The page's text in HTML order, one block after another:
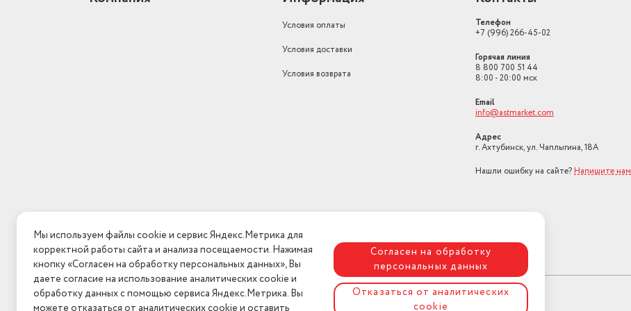
Условия оплаты
Условия доставки
Условия возврата
Телефон
+7 (996) 266-45-02
Горячая линия
8 800 700 51 44
8:00 - 20:00 мск
Email
info@astmarket.com
Адрес
г. Ахтубинск, ул. Чаплыгина, 18А
Нашли ошибку на сайте? Напишите нам
Мы используем файлы cookie и сервис Яндекс.Метрика для
корректной работы сайта и анализа посещаемости. Нажимая
кнопку «Согласен на обработку персональных данных», Вы
даете согласие на использование аналитических cookie и
обработку данных с помощью сервиса Яндекс.Метрика. Вы
можете отказаться от аналитических cookie и оставить
Согласен на обработку
персональных данных
Отказаться от аналитических
cookie